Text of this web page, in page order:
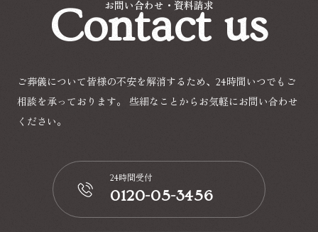
お問い合わせ・資料請求
Contact us
ご葬儀について皆様の不安を解消するため、24時間いつでもご
相談を承っております。
些細なことからお気軽にお問い合わせ
ください。
📞
24時間受付
0120-05-3456